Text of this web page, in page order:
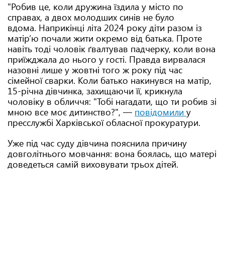
"Робив це, коли дружина їздила у місто по
справах, а двох молодших синів не було
вдома. Наприкінці літа 2024 року діти разом із
матір’ю почали жити окремо від батька. Проте
навіть тоді чоловік ґвалтував падчерку, коли вона
приїжджала до нього у гості. Правда вирвалася
назовні лише у жовтні того ж року під час
сімейної сварки. Коли батько накинувся на матір,
15-річна дівчинка, захищаючи її, крикнула
чоловіку в обличчя: "Тобі нагадати, що ти робив зі
мною все моє дитинство?", — повідомили у
пресслужбі Харківської обласної прокуратури.
Уже під час суду дівчина пояснила причину
довголітнього мовчання: вона боялась, що матері
доведеться самій виховувати трьох дітей.